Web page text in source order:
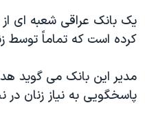
گالری عکس
آرشیو پخش زنده
اعتراضات زن، زندگی، آزادی
مجموعه مستندهای دادخواهی
تریبونال مردمی آبان ۹۸
دادگاه حمید نوری
يک بانک عراقی شعبه ای
کرده است که تماماً توسط
مدير اين بانک می گويد
پاسخگويی به نياز زنان